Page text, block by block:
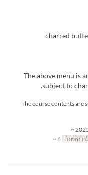
charred
*The above menu is
subject to
※The course contents
הזמנה 6 ~